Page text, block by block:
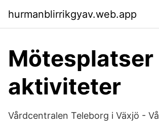
hurmanblirrikgyav.web.app
Mötesplatser
aktiviteter
Vårdcentralen Teleborg i Växjö -